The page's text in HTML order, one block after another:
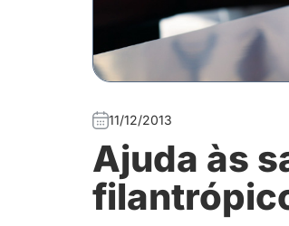
11/12/2013
Ajuda às